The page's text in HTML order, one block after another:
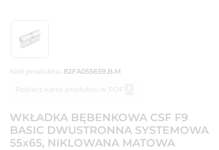
Kod produktu: 82FA055659.B.M
Pobierz kartę produktu w PDF
WKŁADKA BĘBENKOWA CSF F9
BASIC DWUSTRONNA SYSTEMOWA
55x65, NIKLOWANA MATOWA